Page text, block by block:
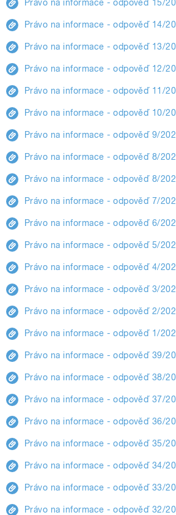
Právo na informace - odpověď 15/
Právo na informace - odpověď 14/
Právo na informace - odpověď 13/
Právo na informace - odpověď 12/
Právo na informace - odpověď 11/
Právo na informace - odpověď 10/
Právo na informace - odpověď 9/
Právo na informace - odpověď 8/
Právo na informace - odpověď 8/
Právo na informace - odpověď 7/
Právo na informace - odpověď 6/
Právo na informace - odpověď 5/
Právo na informace - odpověď 4/
Právo na informace - odpověď 3/
Právo na informace - odpověď 2/
Právo na informace - odpověď 1/
Právo na informace - odpověď 39/
Právo na informace - odpověď 38/
Právo na informace - odpověď 37/
Právo na informace - odpověď 36/
Právo na informace - odpověď 35/
Právo na informace - odpověď 34/
Právo na informace - odpověď 33/
Právo na informace - odpověď 32/